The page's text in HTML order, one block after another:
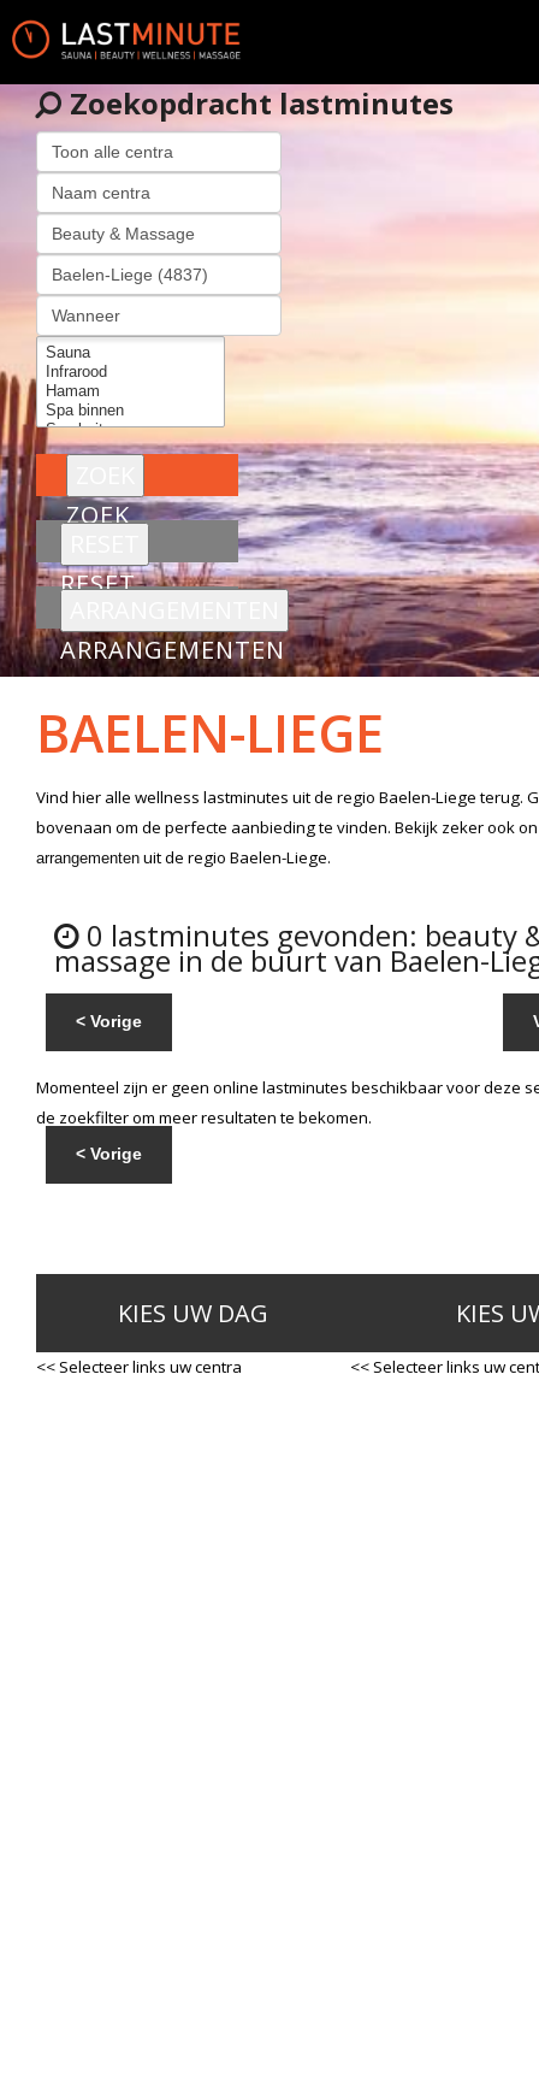
Zoekopdracht lastminutes
ZOEK
RESET
ARRANGEMENTEN
BAELEN-LIEGE
Vind hier alle wellness lastminutes uit de regio Baelen-Liegeterug.
bovenaan om de perfecte aanbieding te vinden. Bekijk zeker ook
arrangementen uit de regio Baelen-Liege.
0 lastminutes gevonden: beauty
massage in de buurt van Baelen-
< Vorige
Momenteel zijn er geen online lastminutes beschikbaar voor deze
de zoekfilter om meer resultaten te bekomen.
< Vorige
KIES UW DAG
<< Selecteer links uw centra
KIES
<< Selecteer links uw